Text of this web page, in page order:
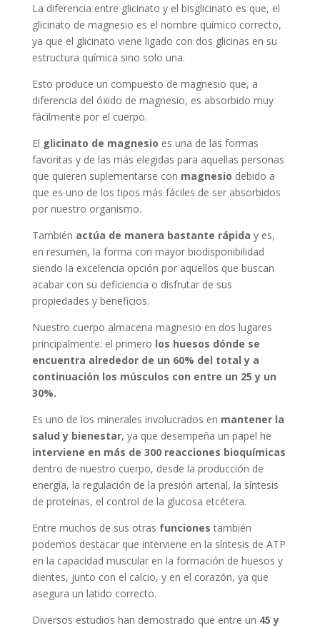
La diferencia entre glicinato y el bisglicinato es que, el
glicinato de magnesio es el nombre químico correcto,
ya que el glicinato viene ligado con dos glicinas en su
estructura química sino solo una.
Esto produce un compuesto de magnesio que, a
diferencia del óxido de magnesio, es absorbido muy
fácilmente por el cuerpo.
El glicinato de magnesio es una de las formas
favoritas y de las más elegidas para aquellas personas
que quieren suplementarse con magnesio debido a
que es uno de los tipos más fáciles de ser absorbidos
por nuestro organismo.
También actúa de manera bastante rápida y es,
en resumen, la forma con mayor biodisponibilidad
siendo la excelencia opción por aquellos que buscan
acabar con su deficiencia o disfrutar de sus
propiedades y beneficios.
Nuestro cuerpo almacena magnesio en dos lugares
principalmente: el primero los huesos dónde se
encuentra alrededor de un 60% del total y a
continuación los músculos con entre un 25 y un
30%.
Es uno de los minerales involucrados en mantener la
salud y bienestar, ya que desempeña un papel he
interviene en más de 300 reacciones bioquímicas
dentro de nuestro cuerpo, desde la producción de
energía, la regulación de la presión arterial, la síntesis
de proteínas, el control de la glucosa etcétera.
Entre muchos de sus otras funciones también
podemos destacar que interviene en la síntesis de ATP
en la capacidad muscular en la formación de huesos y
dientes, junto con el calcio, y en el corazón, ya que
asegura un latido correcto.
Diversos estudios han demostrado que entre un 45 y